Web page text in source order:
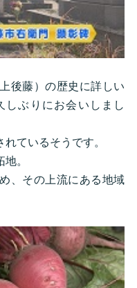
後藤）の歴史に詳しい
しぶりにお会いしまし
ているそうです。
。
、その上流にある地域